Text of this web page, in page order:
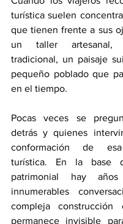
turística suelen
que tienen frente a sus
un taller artesanal,
tradicional, un paisaje
pequeño poblado que
en el tiempo.
Pocas veces se
detrás y quienes
conformación de
turística. En la base
patrimonial hay
innumerables
compleja construcción
permanece invisible